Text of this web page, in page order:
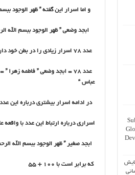
و اما اسرار این گفته ” ظهر الوجود
ابجد وضعی ” ظهر الوجود ببسم الله الرحمن الرحیم ” =
عدد ۷۸ اسرار زیادی را در بطن خود دارد که حمعسق تجلی عدد ۷۸ است که ۲۰۰ + ۷۸ ……
عباس “
در ادامه اسرار بیشتری درباره این
اسراری درباره ارتباط این عدد با
ابجد صغیر ” ظهر الوجود ببسم الله
که برابر است با ۱۰۰ + ۵۵